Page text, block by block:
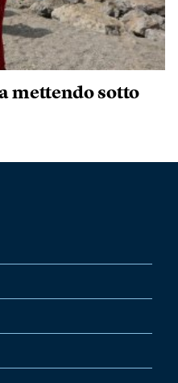
mettendo sotto